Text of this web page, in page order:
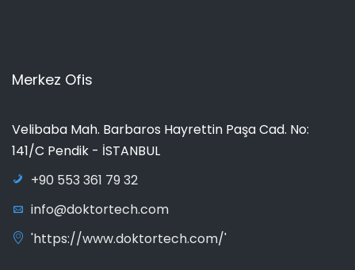
Merkez Ofis
Velibaba Mah. Barbaros Hayrettin Paşa Cad. No:
141/C Pendik - İSTANBUL
+90 553 361 79 32
info@doktortech.com
'https://www.doktortech.com/'